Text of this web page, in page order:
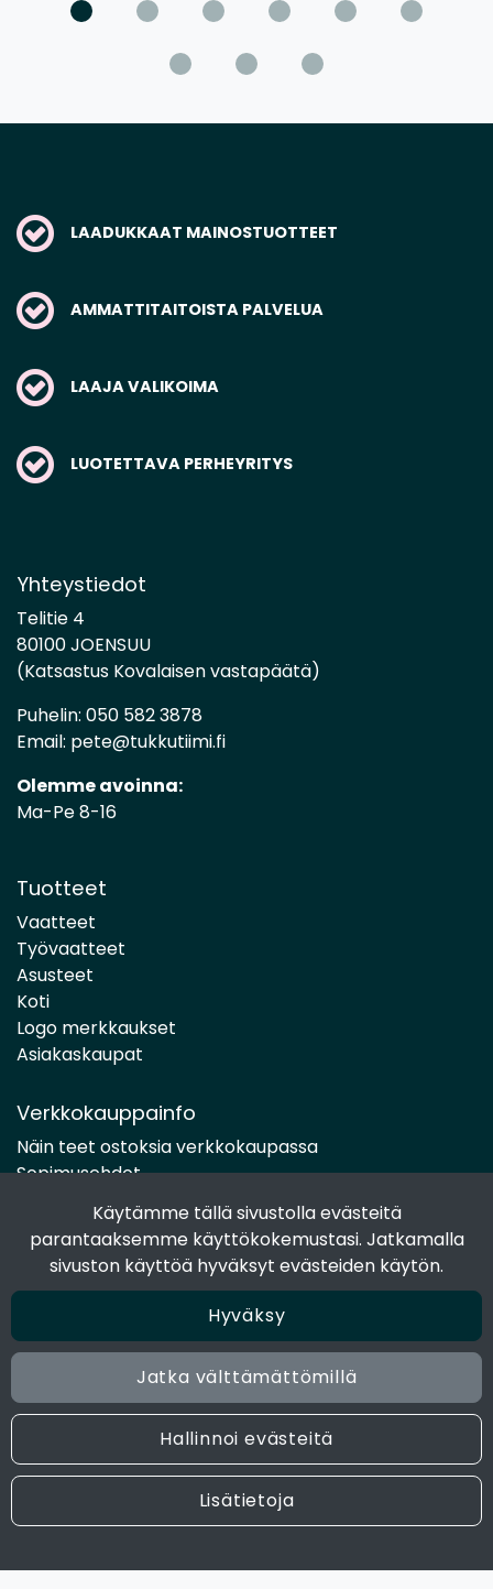
Käytämme tällä sivustolla evästeitä
parantaaksemme käyttökokemustasi. Jatkamalla
sivuston käyttöä hyväksyt evästeiden käytön.
Hyväksy
Jatka välttämättömillä
Hallinnoi evästeitä
Lisätietoja
LAADUKKAAT MAINOSTUOTTEET
AMMATTITAITOISTA PALVELUA
LAAJA VALIKOIMA
LUOTETTAVA PERHEYRITYS
Yhteystiedot
Telitie 4
80100 JOENSUU
(Katsastus Kovalaisen vastapäätä)
Puhelin: 050 582 3878
Email: pete@tukkutiimi.fi
Olemme avoinna:
Ma-Pe 8-16
Tuotteet
Vaatteet
Työvaatteet
Asusteet
Koti
Logo merkkaukset
Asiakaskaupat
Verkkokauppainfo
Näin teet ostoksia verkkokaupassa
Sopimusehdot
Maksutavat
Tietosuojaseloste
Seuraa sosiaalisessa mediassa
Facebook
Instagram
© 2024 Joen Tukkutiimi. All rights reserved. Site by